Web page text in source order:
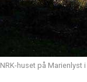
NRK-huset på Marienlyst